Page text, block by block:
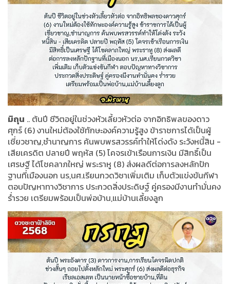
มิถุน .. ต้นปี ชีวิตอยู่ในช่วงหัวเลี้ยวหัวต่อ จากอิทธิพลของดาว
ศุกร์ (6) งานใหม่ต้องใช้ทักษะองค์ความรู้สูง ข้าราชการได้เป็นผู้
เชี่ยวชาญ,ชำนาญการ ค้นพบพรสวรรค์ทำให้โด่งดัง ระวังหนี้สิน -
เสียเครดิต ปลายปี พฤหัส (5) โคจรเข้าเรือนการเงิน มีสิทธิ์เป็น
เศรษฐี ได้โชคลาภใหญ่ พระราหู (8) ส่งผลดีต่อการลงหลักปัก
ฐานที่เมืองนอก นร,นศ.เรียนกวดวิชาเพิ่มเติม เก็บตัวแข่งขันกีฬา
ตอบปัญหาทางวิชาการ ประกวดสิ่งประดิษฐ์ คู่ครองมีงานทำมั่นคง
ร่ำรวย เตรียมพร้อมเป็นพ่อบ้าน,แม่บ้านเลี้ยงลูก